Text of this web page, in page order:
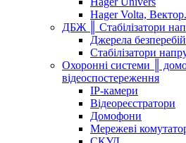
Hager Volta, Вектор.
ДБЖ ║ Стабілізатори
Джерела
Стабілізатори
Охоронні системи ║
відеоспостереження
IP-камери
Відеореєстратори
Домофони
Мережеві